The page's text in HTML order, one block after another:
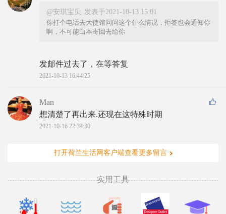
@安琪宝贝 发表于2021-10-13 15:01
你打个电话去大使馆问问这个什么情况，拒签也会通知你
啊，不可能白本寄回去给你
发邮件过去了，在等答复
2021-10-13 16:44:25
Man
想清楚了再出来.还现在这特殊时期
2021-10-16 22:34:30
打开荷兰生活网客户端查看更多留言
实用工具